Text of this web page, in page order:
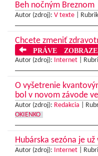
Beh nočným Breznom
Autor (zdroj): V texte
Chcete zmeniť
PRÁVE
Autor (zdroj): Internet
O vyšetrenie
bol v novom závode
Autor (zdroj): Redakcia
OKIENKO
Hubárska sezóna je
Autor (zdroj): Internet